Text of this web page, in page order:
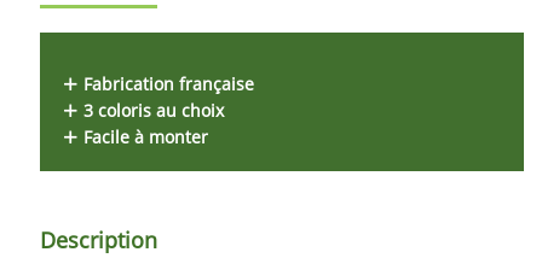
Fabrication française
3 coloris au choix
Facile à monter
Description